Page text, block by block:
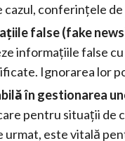
cazul, conferințele
false (fake
informațiile false
Ignorarea lor
în gestionarea
pentru situații
este vitală